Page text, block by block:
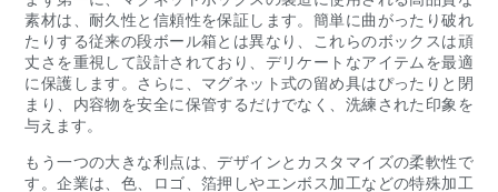
素材は、耐久性と信頼性を保証します。簡単に曲がったり破れ
たりする従来の段ボール箱とは異なり、これらのボックスは頑
丈さを重視して設計されており、デリケートなアイテムを最適
に保護します。さらに、マグネット式の留め具はぴったりと閉
まり、内容物を安全に保管するだけでなく、洗練された印象を
与えます。
もう一つの大きな利点は、デザインとカスタマイズの柔軟性で
す。企業は、色、ロゴ、箔押しやエンボス加工などの特殊加工